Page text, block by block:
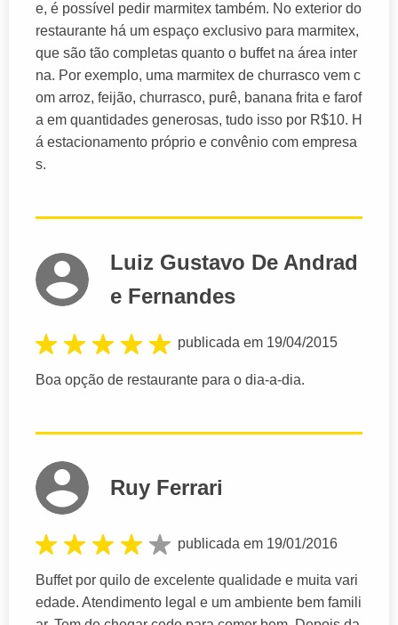
e, é possível pedir marmitex também. No exterior do
restaurante há um espaço exclusivo para marmitex,
que são tão completas quanto o buffet na área inter
na. Por exemplo, uma marmitex de churrasco vem c
om arroz, feijão, churrasco, purê, banana frita e farof
a em quantidades generosas, tudo isso por R$10. H
á estacionamento próprio e convênio com empresa
s.
Luiz Gustavo De Andrad
e Fernandes
publicada em 19/04/2015
Boa opção de restaurante para o dia-a-dia.
Ruy Ferrari
publicada em 19/01/2016
Buffet por quilo de excelente qualidade e muita vari
edade. Atendimento legal e um ambiente bem famili